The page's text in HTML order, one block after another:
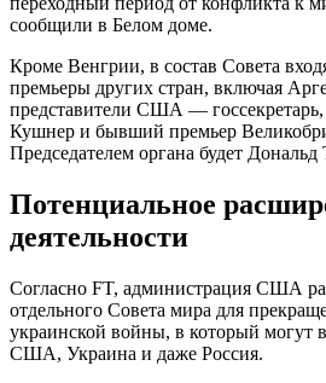
сообщили в Белом доме.
Кроме Венгрии, в состав Совета
премьеры других стран, включая
представители США —
Кушнер и бывший премьер
Председателем органа будет Дональд
Потенциальное
деятельности
Согласно FT, администрация США
отдельного Совета мира для
украинской войны, в который
США, Украина и даже Россия.